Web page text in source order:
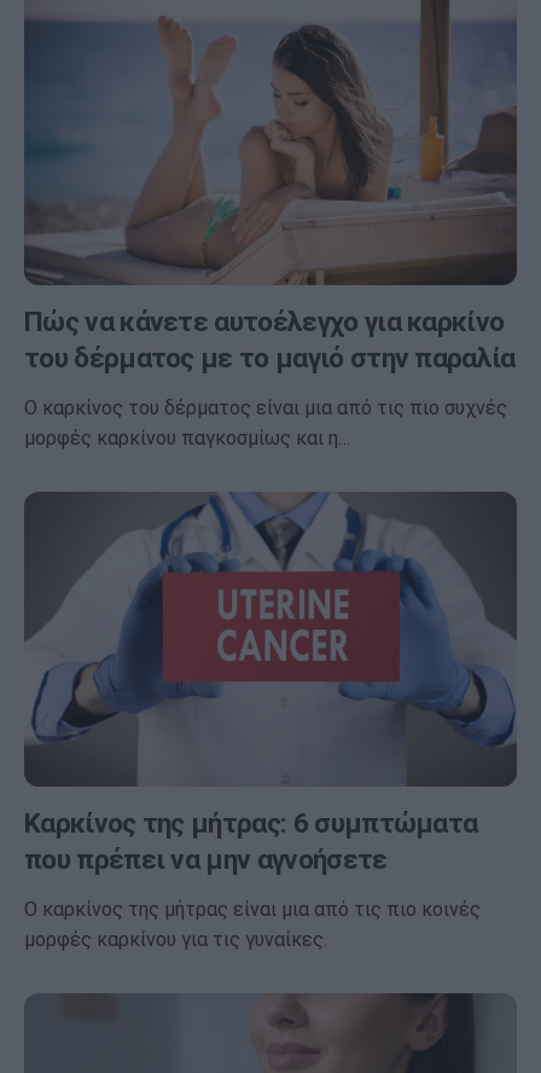
Πώς να κάνετε αυτοέλεγχο για καρκίνο
του δέρματος με το μαγιό στην παραλία
Ο καρκίνος του δέρματος είναι μια από τις πιο συχνές
μορφές καρκίνου παγκοσμίως και η…
Καρκίνος της μήτρας: 6 συμπτώματα
που πρέπει να μην αγνοήσετε
Ο καρκίνος της μήτρας είναι μια από τις πιο κοινές
μορφές καρκίνου για τις γυναίκες.